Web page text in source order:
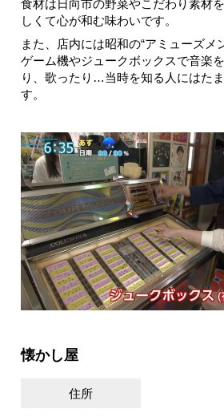
食材は日向市の野菜やこだわり素材
しくて心が和む味わいです。
また、店内には昭和の“アミューズメ
ゲーム機やジュークボックスで音楽
り、歌ったり…当時を知る人にはた
す。
懐かし屋
住所